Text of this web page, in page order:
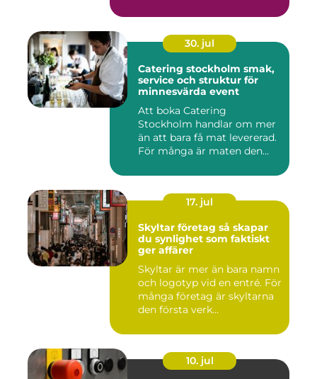
30. jul
Catering stockholm smak,
service och struktur för
minnesvärda event
Att boka Catering
Stockholm handlar om mer
än att bara få mat levererad.
För många är maten den
17. jul
Skyltar företag så skapar
du synlighet som faktiskt
ger affärer
Skyltar är mer än bara namn
och logotyp vid en entré. För
många företag är skyltarna
den första verk...
10. jul